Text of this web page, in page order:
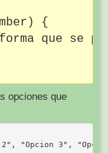
{
que se
opciones que
"Opcion 3",